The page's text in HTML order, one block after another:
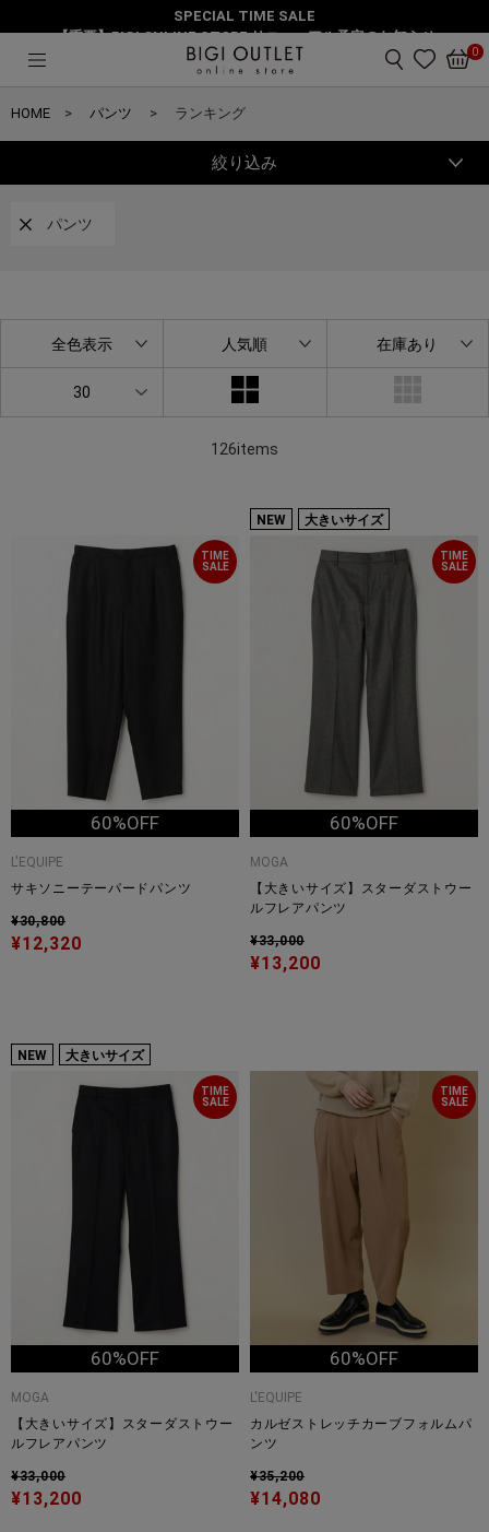
SPECIAL TIME SALE
【重要】BIGI ONLINE STORE リニューアル予定のお知らせ
0
HOME パンツ ランキング
絞り込み
パンツ
126items
全色表示 人気順 在庫あり
30
TIME
SALE
60%OFF
L'EQUIPE
サキソニーテーパードパンツ
¥30,800
¥12,320
NEW 大きいサイズ
TIME
SALE
60%OFF
MOGA
【大きいサイズ】スターダストウー
ルフレアパンツ
¥33,000
¥13,200
NEW 大きいサイズ
TIME
SALE
60%OFF
MOGA
【大きいサイズ】スターダストウー
ルフレアパンツ
¥33,000
¥13,200
TIME
SALE
60%OFF
L'EQUIPE
カルゼストレッチカーブフォルムパ
ンツ
¥35,200
¥14,080